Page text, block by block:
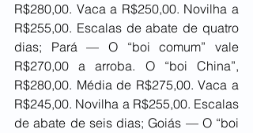
R$280,00. Vaca a R$250,00. Novilha a
R$255,00. Escalas de abate de quatro
dias; Pará — O “boi comum” vale
R$270,00 a arroba. O “boi China”,
R$280,00. Média de R$275,00. Vaca a
R$245,00. Novilha a R$255,00. Escalas
de abate de seis dias; Goiás — O “boi